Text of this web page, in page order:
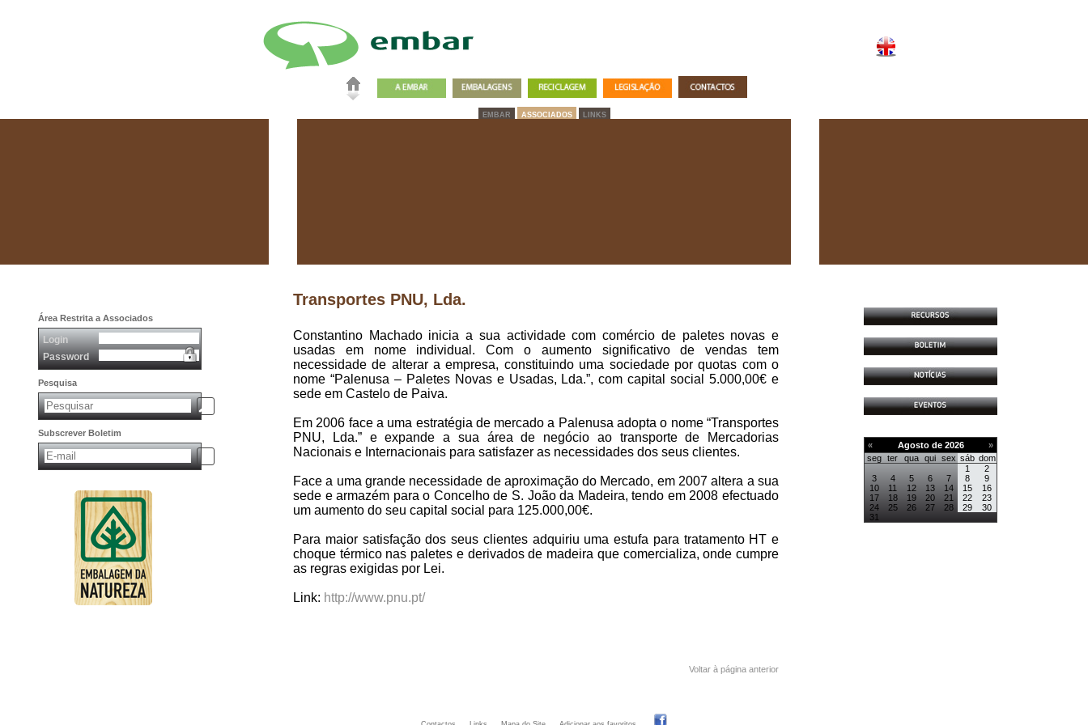
EMBAR ASSOCIADOS LINKS
Área Restrita a Associados
Login
Password
Pesquisa
Subscrever Boletim
Transportes PNU, Lda.
Constantino Machado inicia a sua actividade com comércio de paletes novas e
usadas em nome individual. Com o aumento significativo de vendas tem
necessidade de alterar a empresa, constituindo uma sociedade por quotas com o
nome “Palenusa – Paletes Novas e Usadas, Lda.”, com capital social 5.000,00€ e
sede em Castelo de Paiva.
Em 2006 face a uma estratégia de mercado a Palenusa adopta o nome “Transportes
PNU, Lda.” e expande a sua área de negócio ao transporte de Mercadorias
Nacionais e Internacionais para satisfazer as necessidades dos seus clientes.
Face a uma grande necessidade de aproximação do Mercado, em 2007 altera a sua
sede e armazém para o Concelho de S. João da Madeira, tendo em 2008 efectuado
um aumento do seu capital social para 125.000,00€.
Para maior satisfação dos seus clientes adquiriu uma estufa para tratamento HT e
choque térmico nas paletes e derivados de madeira que comercializa, onde cumpre
as regras exigidas por Lei.
Link: http://www.pnu.pt/
Voltar à página anterior
« Agosto de 2026
»
seg
ter qua qui sex sáb dom
1
2
3
4 5 6 7 8
9
10
11 12 13 14 15
16
17
18 19 20 21 22
23
24
25 26 27 28 29
30
31